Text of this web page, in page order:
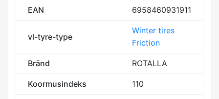
EAN 6958460931911
vl-tyre-type
Winter tires
Friction
Bränd ROTALLA
Koormusindeks 110